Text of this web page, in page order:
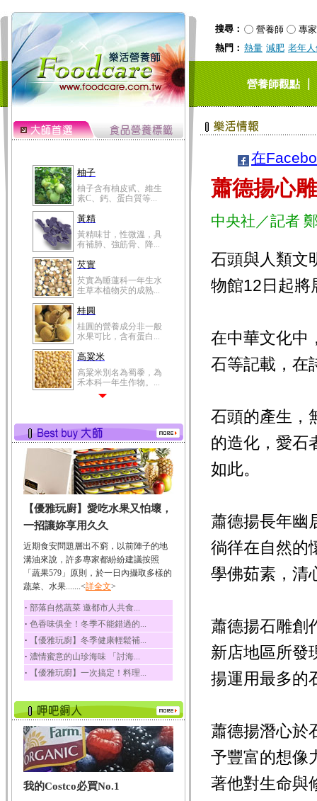
搜尋： 營養師
專家
熱門： 熱量 減肥 老年
營養師觀點｜
柚子
柚子含有柚皮甙、維生
素C、鈣、蛋白質等...
黃精
黃精味甘，性微溫，具
有補肺、強筋骨、降...
芡實
芡實為睡蓮科一年生水
生草本植物芡的成熟...
桂圓
桂圓的營養成分非一般
水果可比，含有蛋白...
高粱米
高粱米別名為蜀黍，為
禾本科一年生作物。...
有蛋白質、脂肪、磷...
鮪魚
鮪魚肚肉中的不飽和脂
肪酸內富含EPA和DH...
韭菜
韭菜所含的膳食纖維能
幫助消化與通便；揮...
冬瓜
冬瓜營養價值高，鈉含
量極低是水腫病人的...
豆豉
豆豉裡頭含有營養的蛋
白質、脂肪、鈣、磷...
榛果
榛果裡所含的營養素有
蛋白質、脂肪、醣類...
迷迭香
酸、迷迭香酸、植物...
咖啡
咖啡中的咖啡因會刺激
中樞神經系統，特別...
椰子
椰子含有糖類、脂肪、
【優雅玩廚】愛吃水果又怕壞，
一招讓妳享用久久
近期食安問題層出不窮，以前陣子的地
溝油來說，許多專家都紛紛建議按照
「蔬果579」原則，於一日內攝取多樣的
蔬菜、水果.......<詳全文>
‧ 部落自然蔬菜 邀都市人共食...
‧ 色香味俱全！冬季不能錯過的...
‧ 【優雅玩廚】冬季健康輕鬆補...
‧ 濃情蜜意的山珍海味 「討海...
‧ 【優雅玩廚】一次搞定！料理...
我的Costco必買No.1
在
蕭德揚心
中央社／記者
石頭與人類文
物館12日起將
在中華文化中
石等記載，在
石頭的產生，
的造化，愛石
如此。
蕭德揚長年幽
徜徉在自然的
學佛茹素，清
蕭德揚石雕創
新店地區所發
揚運用最多的
蕭德揚潛心於
予豐富的想像
著他對生命與